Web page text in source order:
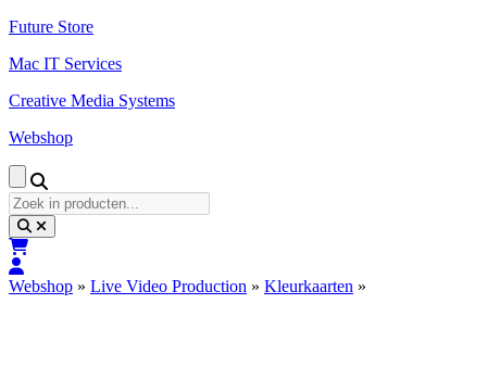
Naar
inhoud
Future Store
Mac IT Services
Creative Media Systems
Webshop
Zoek
in
producten...
Webshop » Live Video Production » Kleurkaarten »